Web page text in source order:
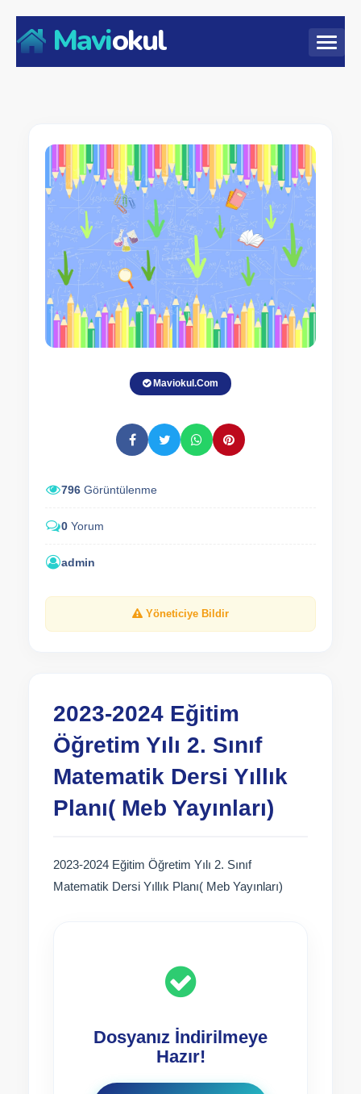
Maviokul
Maviokul.Com
796 Görüntülenme
0 Yorum
admin
Yöneticiye Bildir
2023-2024 Eğitim
Öğretim Yılı 2. Sınıf
Matematik Dersi Yıllık
Planı( Meb Yayınları)
2023-2024 Eğitim Öğretim Yılı 2. Sınıf
Matematik Dersi Yıllık Planı( Meb Yayınları)
Dosyanız İndirilmeye
Hazır!